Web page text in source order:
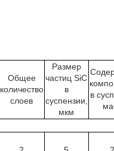
Общее
количество
слоев
Размер
частиц SiC
в
суспензии,
мкм
в